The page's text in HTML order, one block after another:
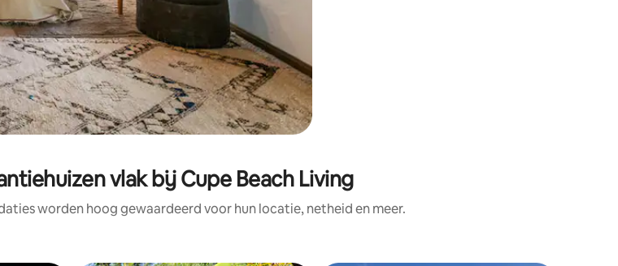
vlak bij Cupe Beach Living
worden hoog gewaardeerd voor hun locatie, netheid en meer.